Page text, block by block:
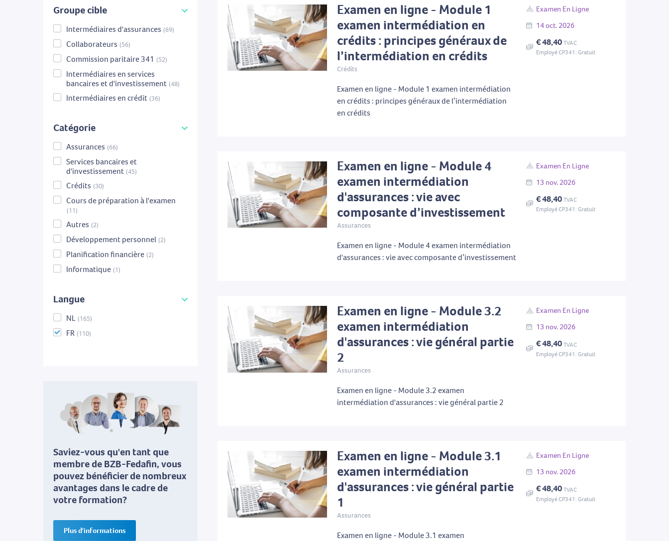
Groupe cible
Intermédiaires d'assurances (69)
Collaborateurs (56)
Commission paritaire 341 (52)
Intermédiaires en services
bancaires et d'investissement (48)
Intermédiaires en crédit (36)
Catégorie
Assurances (66)
Services bancaires et
d'investissement (45)
Crédits (30)
Cours de préparation à l'examen
(11)
Autres (2)
Développement personnel (2)
Planification financière (2)
Informatique (1)
Langue
NL (165)
FR (110)
Saviez-vous qu'en tant que
membre de BZB-Fedafin, vous
pouvez bénéficier de nombreux
avantages dans le cadre de
votre formation?
Plus d'informations
Examen en ligne - Module 1
examen intermédiation en
crédits : principes généraux de
l’intermédiation en crédits
Crédits
Examen en ligne - Module 1 examen intermédiation
en crédits : principes généraux de l’intermédiation
en crédits
Examen En Ligne
14oct. 2026
€ 48,40TVAC
Employé CP341: Gratuit
Examen en ligne - Module 4
examen intermédiation
d'assurances : vie avec
composante d’investissement
Assurances
Examen en ligne - Module 4 examen intermédiation
d'assurances : vie avec composante d’investissement
Examen En Ligne
13 nov. 2026
€ 48,40TVAC
Employé CP341: Gratuit
Examen en ligne - Module 3.2
examen intermédiation
d'assurances : vie général partie
2
Assurances
Examen en ligne - Module 3.2 examen
intermédiation d'assurances : vie général partie 2
Examen En Ligne
13 nov. 2026
€ 48,40TVAC
Employé CP341: Gratuit
Examen en ligne - Module 3.1
examen intermédiation
d'assurances : vie général partie
1
Assurances
Examen en ligne - Module 3.1 examen
Examen En Ligne
13 nov. 2026
€ 48,40TVAC
Employé CP341: Gratuit